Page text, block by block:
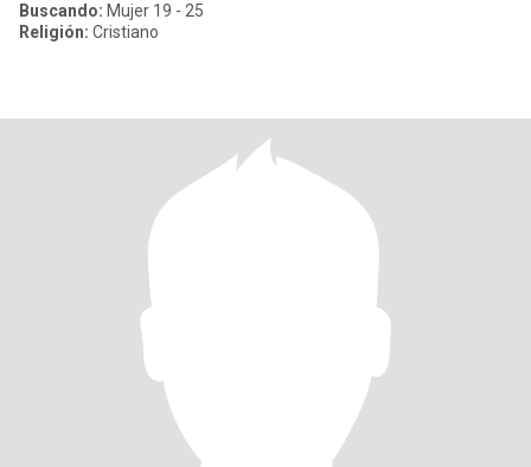
Buscando: Mujer 19 - 25
Religión: Cristiano